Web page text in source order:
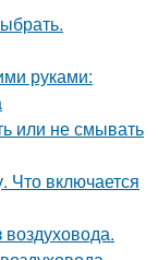
руками:
или не смывать
Что включается